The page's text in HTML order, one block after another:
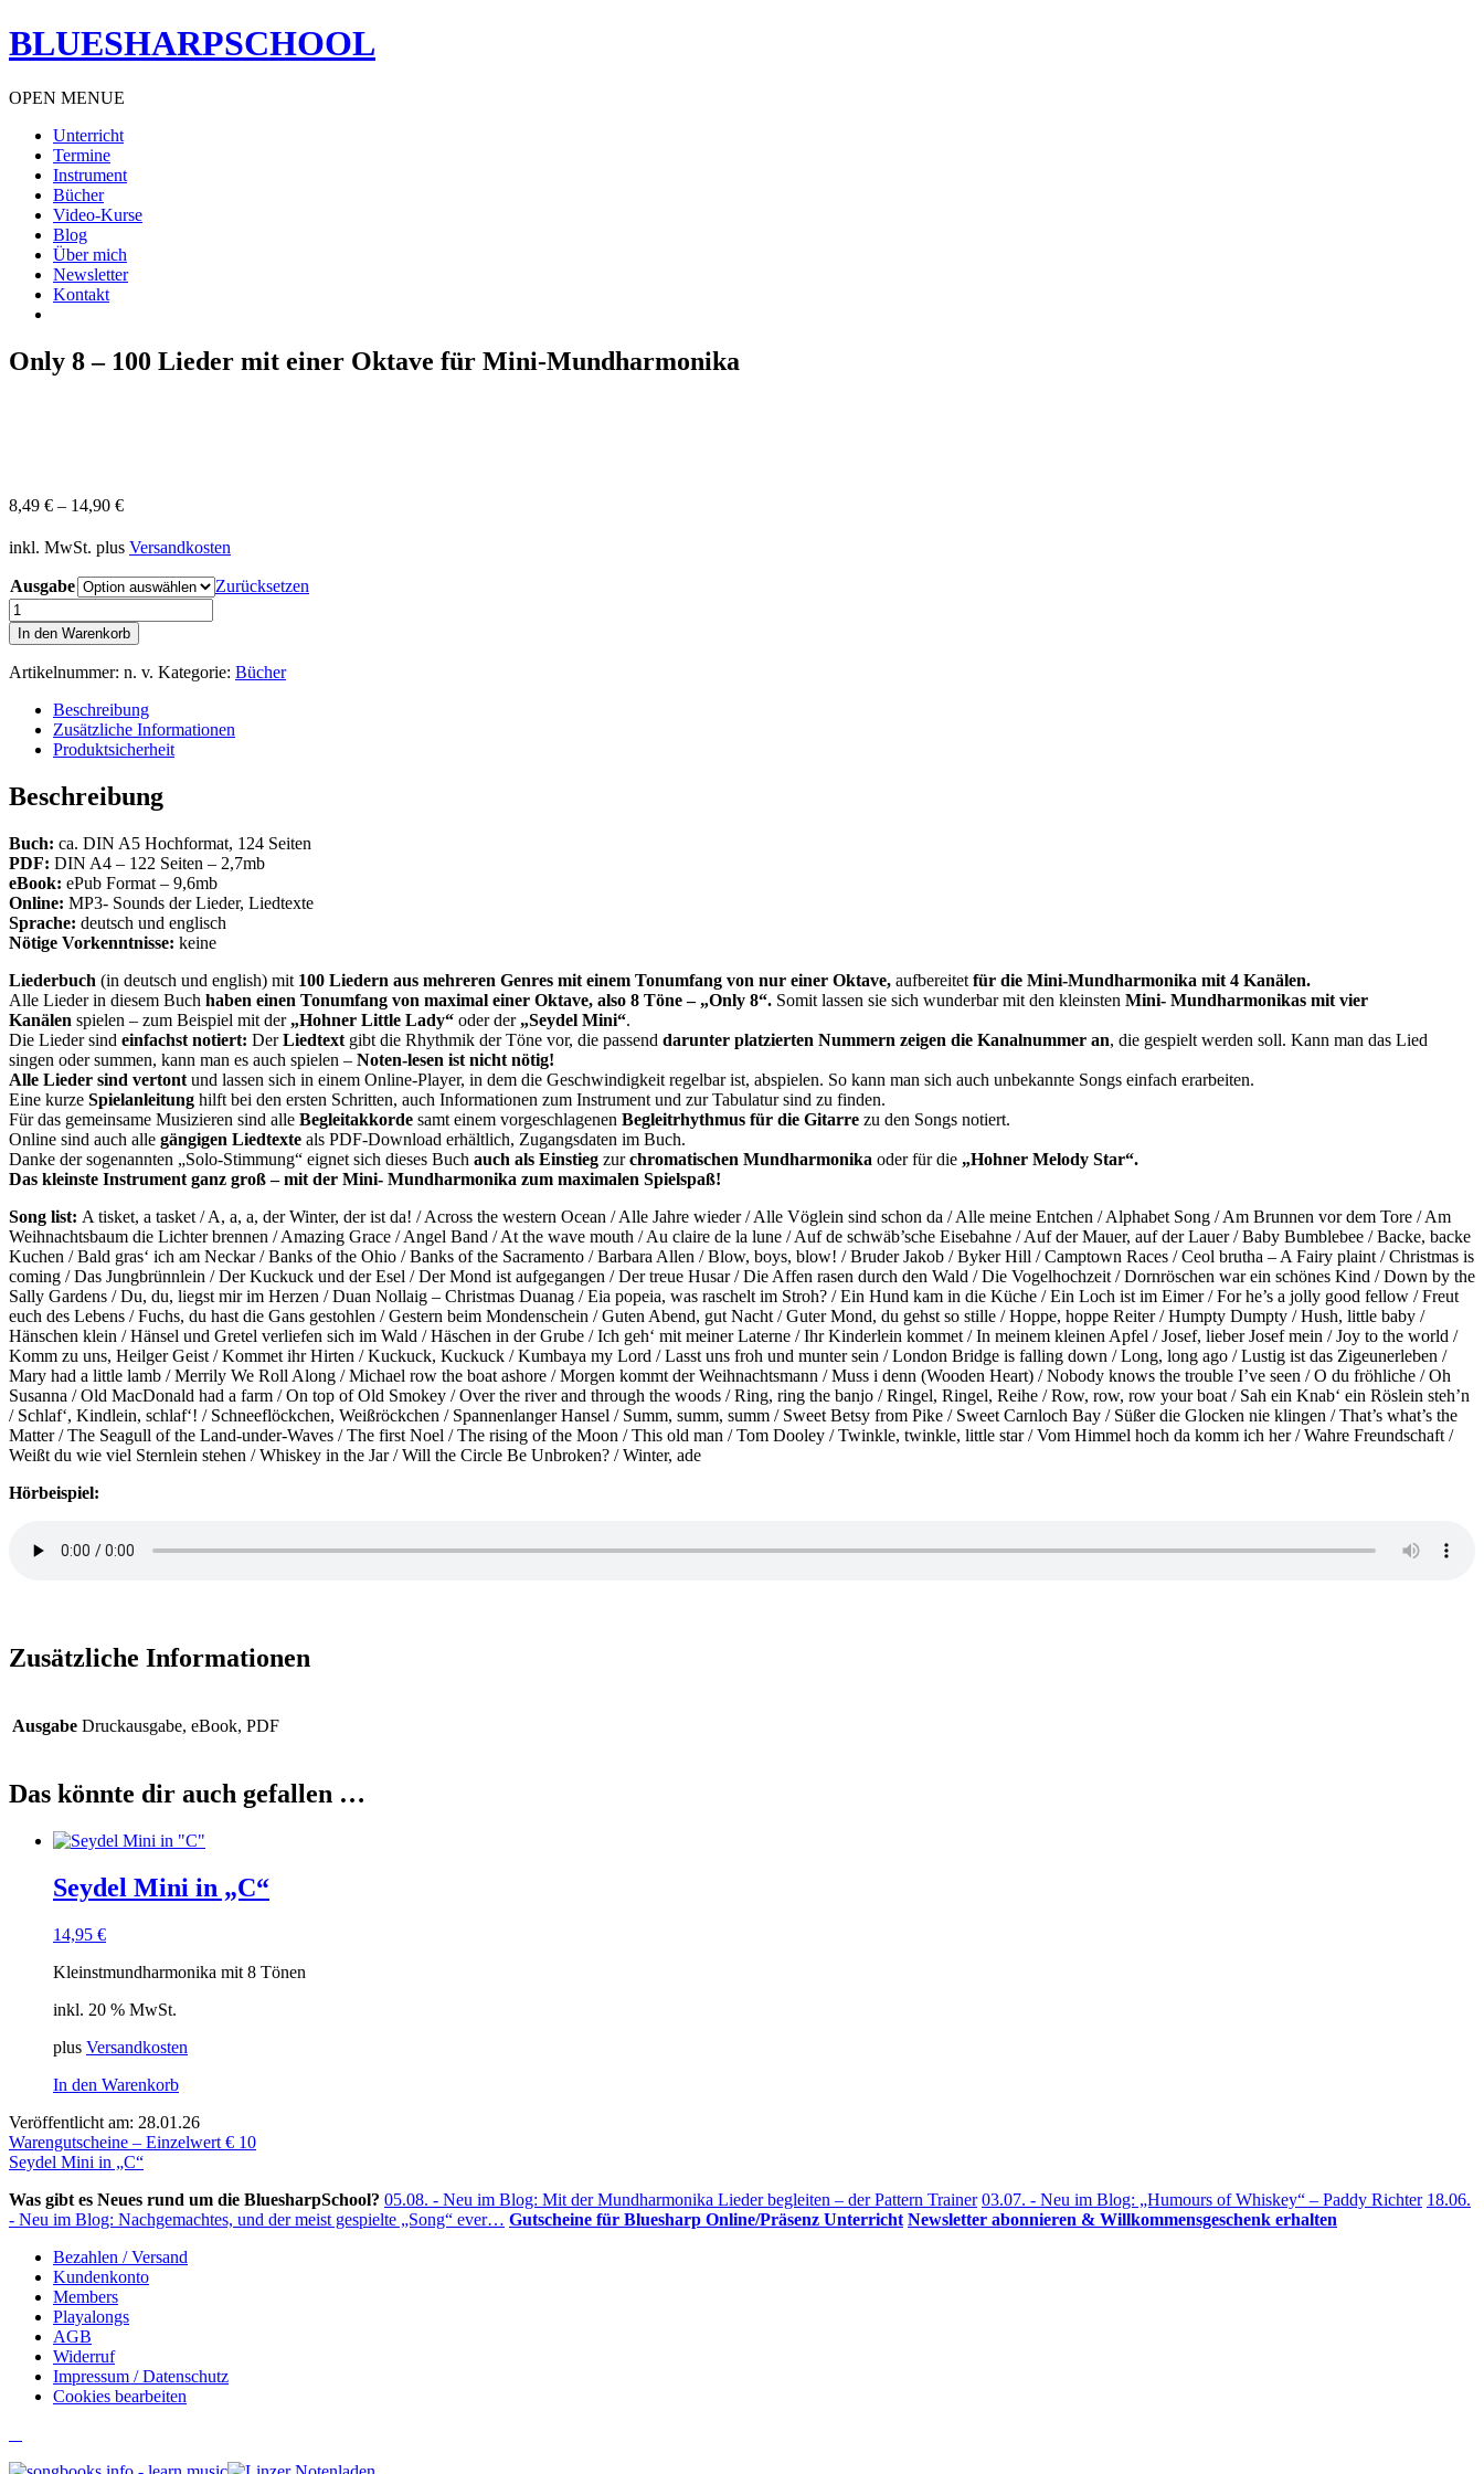
BLUESHARPSCHOOL
OPEN MENUE
Unterricht
Termine
Instrument
Bücher
Video-Kurse
Blog
Über mich
Newsletter
Kontakt
Only 8 – 100 Lieder mit einer Oktave für Mini-Mundharmonika
8,49 € – 14,90 €
inkl. MwSt. plus Versandkosten
Ausgabe
Zurücksetzen
Only
8
-
100
einer
Oktave
Mini-
Mundharmonika
In den Warenkorb
Artikelnummer: n. v. Kategorie: Bücher
Beschreibung
Zusätzliche Informationen
Produktsicherheit
Beschreibung
Buch: ca. DIN A5 Hochformat, 124 Seiten
PDF: DIN A4 – 122 Seiten – 2,7mb
eBook: ePub Format – 9,6mb
Online: MP3- Sounds der Lieder, Liedtexte
Sprache: deutsch und englisch
Nötige Vorkenntnisse: keine
Liederbuch (in deutsch und english) mit 100 Liedern aus mehreren Genres mit einem Tonumfang von nur einer Oktave, aufbereitet für die Mini-Mundharmonika mit 4 Kanälen.
Alle Lieder in diesem Buch haben einen Tonumfang von maximal einer Oktave, also 8 Töne – „Only 8“. Somit lassen sie sich wunderbar mit den kleinsten Mini- Mundharmonikas mit vier
Kanälen spielen – zum Beispiel mit der „Hohner Little Lady“ oder der „Seydel Mini“.
Die Lieder sind einfachst notiert: DerLiedtext gibt die Rhythmik der Töne vor, die passend darunter platzierten Nummern zeigen die Kanalnummer an, die gespielt werden soll. Kann man das Lied
singen oder summen, kann man es auch spielen – Noten-lesen ist nicht nötig!
Alle Lieder sind vertont und lassen sich in einem Online-Player, in dem die Geschwindigkeit regelbar ist, abspielen. So kann man sich auch unbekannte Songs einfach erarbeiten.
Eine kurze Spielanleitung hilft bei den ersten Schritten, auch Informationen zum Instrument und zur Tabulatur sind zu finden.
Für das gemeinsame Musizieren sind alle Begleitakkorde samt einem vorgeschlagenen Begleitrhythmus für die Gitarre zu den Songs notiert.
Online sind auch alle gängigen Liedtexte als PDF-Download erhältlich, Zugangsdaten im Buch.
Danke der sogenannten „Solo-Stimmung“ eignet sich dieses Buch auch als Einstieg zurchromatischen Mundharmonika oder für die „Hohner Melody Star“.
Das kleinste Instrument ganz groß – mit der Mini- Mundharmonika zum maximalen Spielspaß!
Song list: A tisket, a tasket / A, a, a, der Winter, der ist da! / Across the western Ocean / Alle Jahre wieder / Alle Vöglein sind schon da / Alle meine Entchen / Alphabet Song / Am Brunnen vor dem Tore / Am
Weihnachtsbaum die Lichter brennen / Amazing Grace / Angel Band / At the wave mouth / Au claire de la lune / Auf de schwäb’sche Eisebahne / Auf der Mauer, auf der Lauer / Baby Bumblebee / Backe, backe
Kuchen / Bald gras‘ ich am Neckar / Banks of the Ohio / Banks of the Sacramento / Barbara Allen / Blow, boys, blow! / Bruder Jakob / Byker Hill / Camptown Races / Ceol brutha – A Fairy plaint / Christmas is
coming / Das Jungbrünnlein / Der Kuckuck und der Esel / Der Mond ist aufgegangen / Der treue Husar / Die Affen rasen durch den Wald / Die Vogelhochzeit / Dornröschen war ein schönes Kind / Down by the
Sally Gardens / Du, du, liegst mir im Herzen / Duan Nollaig – Christmas Duanag / Eia popeia, was raschelt im Stroh? / Ein Hund kam in die Küche / Ein Loch ist im Eimer / For he’s a jolly good fellow / Freut
euch des Lebens / Fuchs, du hast die Gans gestohlen / Gestern beim Mondenschein / Guten Abend, gut Nacht / Guter Mond, du gehst so stille / Hoppe, hoppe Reiter / Humpty Dumpty / Hush, little baby /
Hänschen klein / Hänsel und Gretel verliefen sich im Wald / Häschen in der Grube / Ich geh‘ mit meiner Laterne / Ihr Kinderlein kommet / In meinem kleinen Apfel / Josef, lieber Josef mein / Joy to the world /
Komm zu uns, Heilger Geist / Kommet ihr Hirten / Kuckuck, Kuckuck / Kumbaya my Lord / Lasst uns froh und munter sein / London Bridge is falling down / Long, long ago / Lustig ist das Zigeunerleben /
Mary had a little lamb / Merrily We Roll Along / Michael row the boat ashore / Morgen kommt der Weihnachtsmann / Muss i denn (Wooden Heart) / Nobody knows the trouble I’ve seen / O du fröhliche / Oh
Susanna / Old MacDonald had a farm / On top of Old Smokey / Over the river and through the woods / Ring, ring the banjo / Ringel, Ringel, Reihe / Row, row, row your boat / Sah ein Knab‘ ein Röslein steh’n
/ Schlaf‘, Kindlein, schlaf‘! / Schneeflöckchen, Weißröckchen / Spannenlanger Hansel / Summ, summ, summ / Sweet Betsy from Pike / Sweet Carnloch Bay / Süßer die Glocken nie klingen / That’s what’s the
Matter / The Seagull of the Land-under-Waves / The first Noel / The rising of the Moon / This old man / Tom Dooley / Twinkle, twinkle, little star / Vom Himmel hoch da komm ich her / Wahre Freundschaft /
Weißt du wie viel Sternlein stehen / Whiskey in the Jar / Will the Circle Be Unbroken? / Winter, ade
Hörbeispiel:
Zusätzliche Informationen
Ausgabe Druckausgabe, eBook, PDF
Das könnte dir auch gefallen …
Seydel Mini in „C“
14,95 €
Kleinstmundharmonika mit 8 Tönen
inkl. 20 % MwSt.
plus Versandkosten
In den Warenkorb
Veröffentlicht am: 28.01.26
Beitragsnavigation
Warengutscheine – Einzelwert € 10
Seydel Mini in „C“
Was gibt es Neues rund um die BluesharpSchool? 05.08. - Neu im Blog: Mit der Mundharmonika Lieder begleiten – der Pattern Trainer 03.07. - Neu im Blog: „Humours of Whiskey“ – Paddy Richter 18.06.
- Neu im Blog: Nachgemachtes, und der meist gespielte „Song“ ever… Gutscheine für Bluesharp Online/Präsenz Unterricht Newsletter abonnieren & Willkommensgeschenk erhalten
Bezahlen / Versand
Kundenkonto
Members
Playalongs
AGB
Widerruf
Impressum / Datenschutz
Cookies bearbeiten